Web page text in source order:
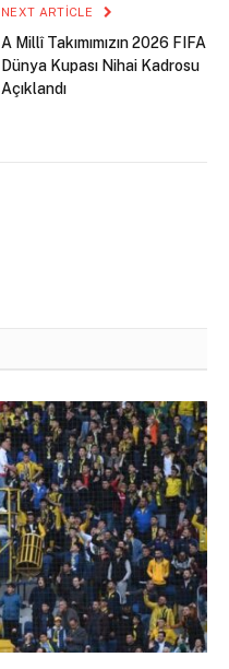
NEXT ARTICLE
A Millî Takımımızın 2026 FIFA
Dünya Kupası Nihai Kadrosu
Açıklandı